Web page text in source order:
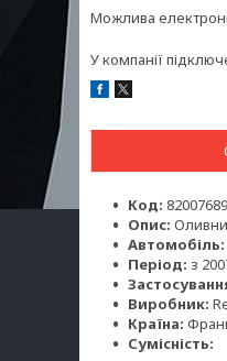
У компанії
Код:
Опис:
Автомобіль:
Період: з
Виробник:
Країна:
Сумісність: